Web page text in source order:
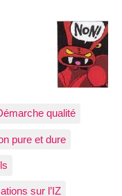
qualité
pure et dure
sur l’IZ